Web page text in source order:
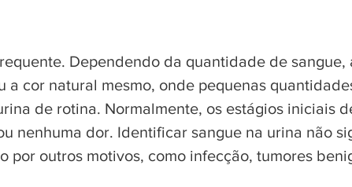
Dependendo da quantidade de sangue,
cor natural mesmo, onde pequenas
de rotina. Normalmente, os estágios iniciais
nenhuma dor. Identificar sangue na urina não
por outros motivos, como infecção, tumores